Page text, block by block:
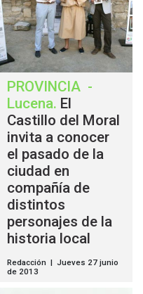
PROVINCIA -
Lucena. El
Castillo del Moral
invita a conocer
el pasado de la
ciudad en
compañía de
distintos
personajes de la
historia local
Redacción | Jueves 27 junio
de 2013